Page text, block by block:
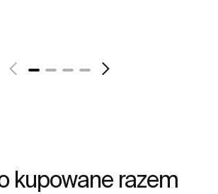
kupowane razem